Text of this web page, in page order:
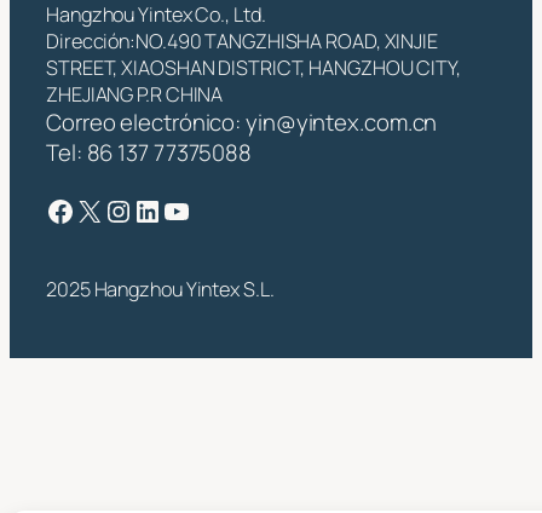
Hangzhou Yintex Co., Ltd.
Dirección:NO.490 TANGZHISHA ROAD, XINJIE
STREET, XIAOSHAN DISTRICT, HANGZHOU CITY,
ZHEJIANG P.R CHINA
Correo electrónico:yin@yintex.com.cn
Tel: 86 137 77375088
Facebook X Instagram LinkedIn YouTube
2025 Hangzhou Yintex S.L.